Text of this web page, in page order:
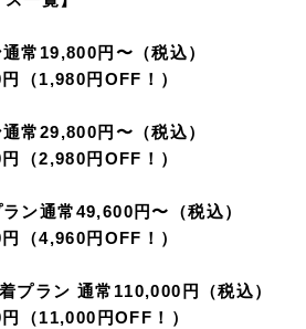
常19,800円〜（税込）
（1,980円OFF！）
常29,800円〜（税込）
（2,980円OFF！）
ン通常49,600円〜（税込）
（4,960円OFF！）
プラン 通常110,000円（税込）
（11,000円OFF！）